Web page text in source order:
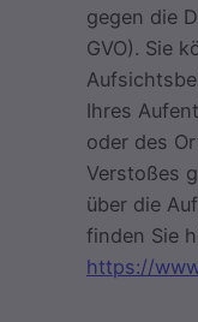
gegen die
GVO). Sie
Ihres
oder des
Verstoßes
über die
finden Sie
https://